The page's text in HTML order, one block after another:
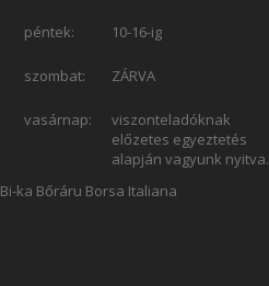
péntek: 10-16-ig
szombat: ZÁRVA
vasárnap:
viszonteladóknak
előzetes egyeztetés
alapján vagyunk nyitva.
Bi-ka Bőráru Borsa Italiana